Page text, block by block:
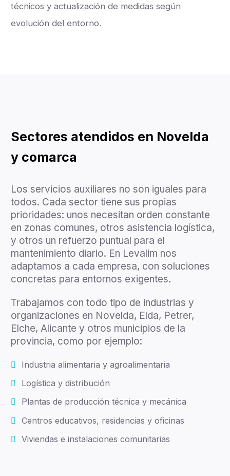
técnicos y actualización de medidas según
evolución del entorno.
Sectores atendidos en Novelda
y comarca
Los servicios auxiliares no son iguales para
todos. Cada sector tiene sus propias
prioridades: unos necesitan orden constante
en zonas comunes, otros asistencia logística,
y otros un refuerzo puntual para el
mantenimiento diario. En Levalim nos
adaptamos a cada empresa, con soluciones
concretas para entornos exigentes.
Trabajamos con todo tipo de industrias y
organizaciones en Novelda, Elda, Petrer,
Elche, Alicante y otros municipios de la
provincia, como por ejemplo:
Industria alimentaria y agroalimentaria
Logística y distribución
Plantas de producción técnica y mecánica
Centros educativos, residencias y oficinas
Viviendas e instalaciones comunitarias